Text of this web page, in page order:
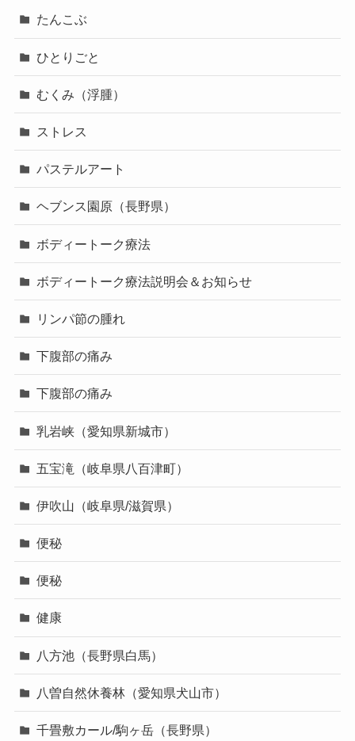
たんこぶ
ひとりごと
むくみ（浮腫）
ストレス
パステルアート
ヘブンス園原（長野県）
ボディートーク療法
ボディートーク療法説明会＆お知らせ
リンパ節の腫れ
下腹部の痛み
下腹部の痛み
乳岩峡（愛知県新城市）
五宝滝（岐阜県八百津町）
伊吹山（岐阜県/滋賀県）
便秘
便秘
健康
八方池（長野県白馬）
八曽自然休養林（愛知県犬山市）
千畳敷カール/駒ヶ岳（長野県）